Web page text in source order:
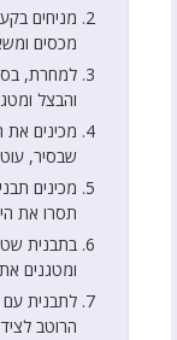
מניחים
מכסים
למחרת,
והבצל
מכינים את
שבסיר,
מכינים
תסרו את
בתבנית
ומטגנים
לתבנית עם
הרוטב